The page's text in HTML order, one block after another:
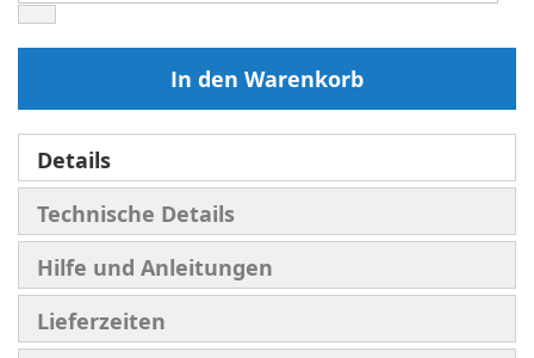
In den Warenkorb
Details
Technische Details
Hilfe und Anleitungen
Lieferzeiten